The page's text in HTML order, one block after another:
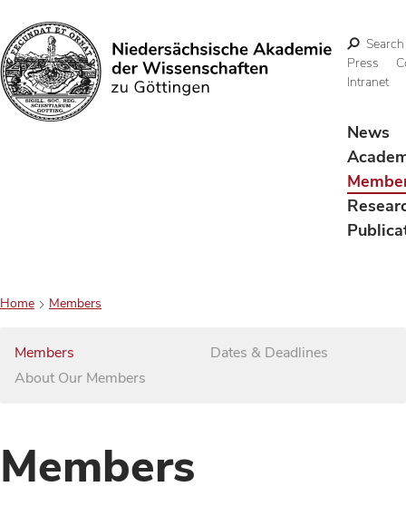
Search
Search
Press
Intranet
News
Home Members
Members
About Our Members
Dates & Deadlines
Members